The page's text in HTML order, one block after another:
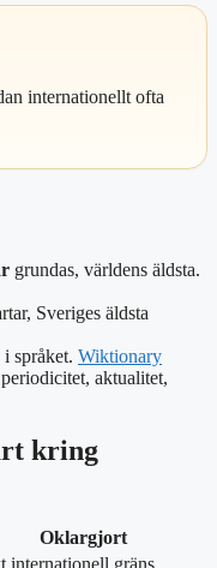
internationellt ofta
grundas, världens äldsta.
Sveriges äldsta
språket. Wiktionary
aktualitet,
kring
Oklargjort
internationell gräns